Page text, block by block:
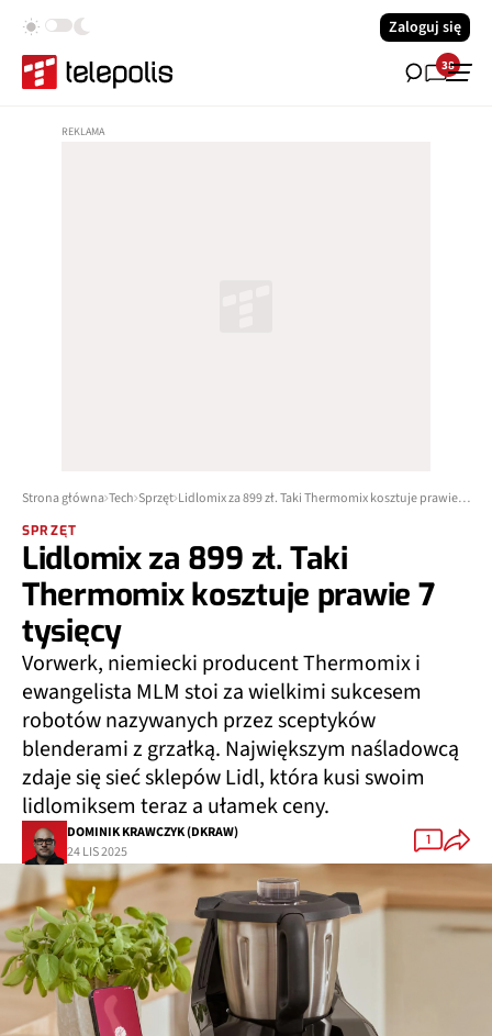
Zaloguj się
38
Strona główna Tech Sprzęt Lidlomix za 899 zł. Taki Thermomix kosztuje prawie 7 tysięcy
SPRZĘT
Lidlomix za 899 zł. Taki
Thermomix kosztuje prawie 7
tysięcy
Vorwerk, niemiecki producent Thermomix i
ewangelista MLM stoi za wielkimi sukcesem
robotów nazywanych przez sceptyków
blenderami z grzałką. Największym naśladowcą
zdaje się sieć sklepów Lidl, która kusi swoim
lidlomiksem teraz a ułamek ceny.
DOMINIK KRAWCZYK (DKRAW)
24 LIS 2025
1